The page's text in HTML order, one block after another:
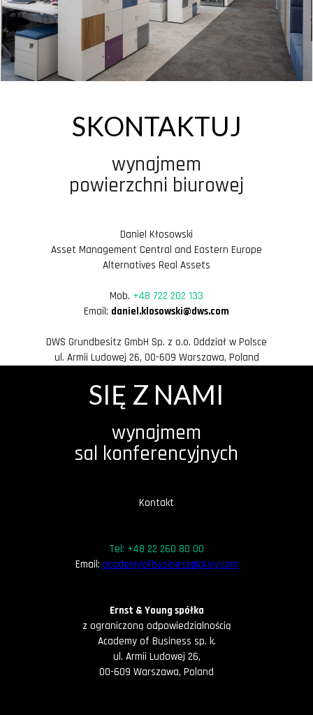
SKONTAKTUJ
wynajmem
powierzchni biurowej
Daniel Kłosowski
Asset Management Central and Eastern Europe
Alternatives Real Assets
Mob. +48 722 202 133
Email: daniel.klosowski@dws.com
DWS Grundbesitz GmbH Sp. z o.o. Oddział w Polsce
ul. Armii Ludowej 26, 00-609 Warszawa, Poland
SIĘ Z NAMI
wynajmem
sal konferencyjnych
Kontakt
Tel: +48 22 260 80 00
Email: academyofbusiness@pl.ey.com
Ernst & Young spółka
z ograniczoną odpowiedzialnością
Academy of Business sp. k.
ul. Armii Ludowej 26,
00-609 Warszawa, Poland